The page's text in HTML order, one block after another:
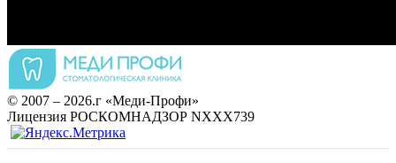
© 2007 – 2026.г «Меди-Профи»
Лицензия РОСКОМНАДЗОР NХХХ739